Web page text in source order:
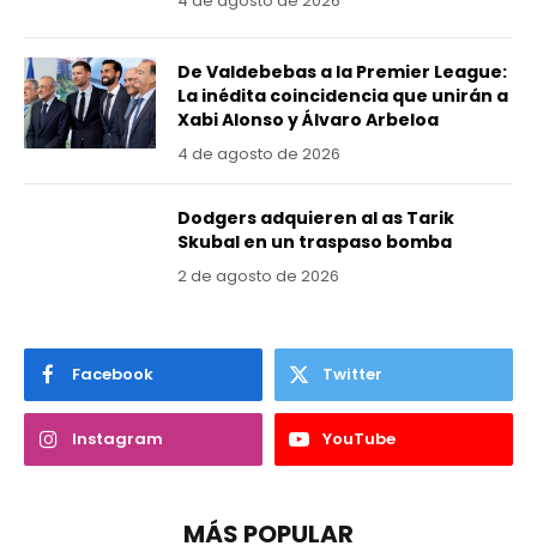
De Valdebebas a la Premier League:
La inédita coincidencia que unirán a
Xabi Alonso y Álvaro Arbeloa
4 de agosto de 2026
Dodgers adquieren al as Tarik
Skubal en un traspaso bomba
2 de agosto de 2026
Facebook Twitter
Instagram YouTube
MÁS POPULAR